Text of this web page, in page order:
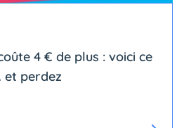
4 € de plus : voici ce
et perdez